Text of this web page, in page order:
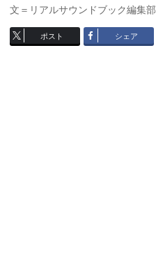
文＝リアルサウンドブック編集部
ポスト シェア